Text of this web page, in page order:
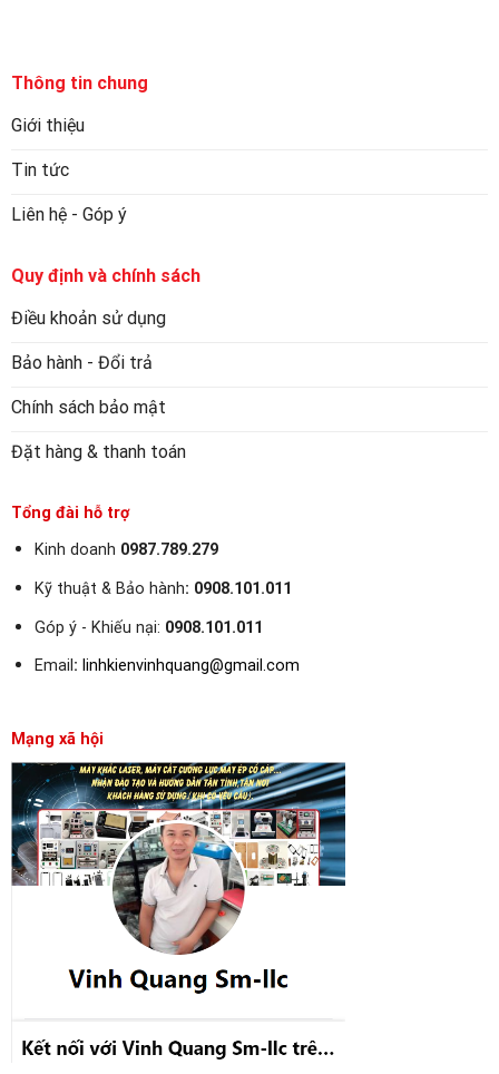
Thông tin chung
Giới thiệu
Tin tức
Liên hệ - Góp ý
Quy định và chính sách
Điều khoản sử dụng
Bảo hành - Đổi trả
Chính sách bảo mật
Đặt hàng & thanh toán
Tổng đài hỗ trợ
Kinh doanh 0987.789.279
Kỹ thuật & Bảo hành: 0908.101.011
Góp ý - Khiếu nại: 0908.101.011
Email : linhkienvinhquang@gmail.com
Mạng xã hội